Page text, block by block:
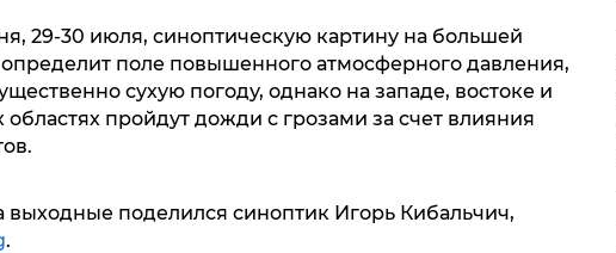
29-30 июля, синоптическую картину на большей
поле повышенного атмосферного давления,
сухую погоду, однако на западе, востоке и
пройдут дожди с грозами за счет влияния
выходные поделился синоптик Игорь Кибальчич,
.